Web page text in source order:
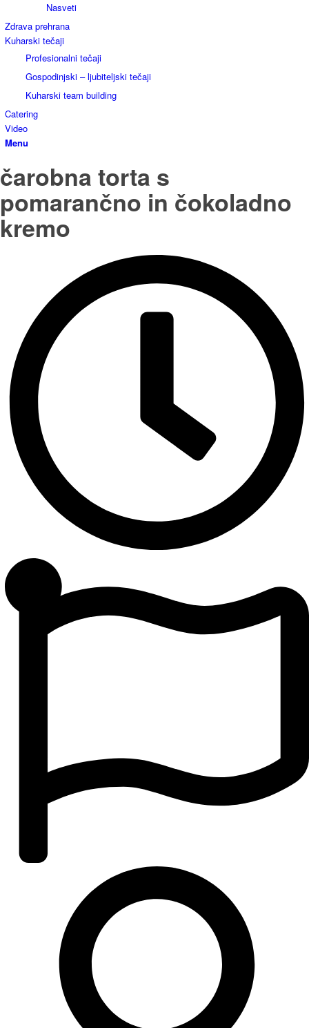
Nasveti
Zdrava prehrana
Kuharski tečaji
Profesionalni tečaji
Gospodinjski – ljubiteljski tečaji
Kuharski team building
Catering
Video
Menu
čarobna torta s
pomarančno in čokoladno
kremo